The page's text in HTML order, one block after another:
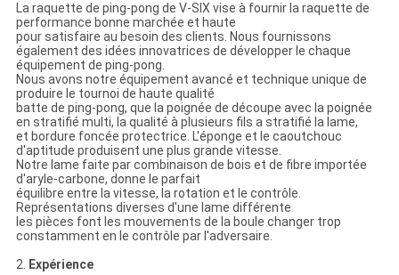
La raquette de ping-pong de V-SIX vise à fournir la raquette de
performance bonne marchée et haute
pour satisfaire au besoin des clients. Nous fournissons
également des idées innovatrices de développer le chaque
équipement de ping-pong.
Nous avons notre équipement avancé et technique unique de
produire le tournoi de haute qualité
batte de ping-pong, que la poignée de découpe avec la poignée
en stratifié multi, la qualité à plusieurs fils a stratifié la lame,
et bordure foncée protectrice. L'éponge et le caoutchouc
d'aptitude produisent une plus grande vitesse.
Notre lame faite par combinaison de bois et de fibre importée
d'aryle-carbone, donne le parfait
équilibre entre la vitesse, la rotation et le contrôle.
Représentations diverses d'une lame différente
les pièces font les mouvements de la boule changer trop
constamment en le contrôle par l'adversaire.
2. Expérience